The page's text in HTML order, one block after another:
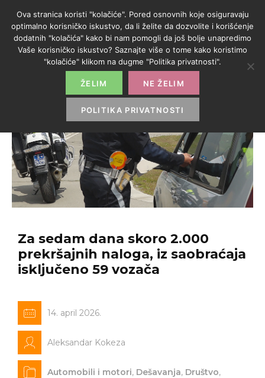
Za sedam dana skoro 2.000
prekršajnih naloga, iz saobraćaja
isključeno 59 vozača
14. april 2026.
Aleksandar Kokeza
Automobili i motori, Dešavanja, Društvo,
Ova stranica koristi "kolačiće". Pored osnovnih koje osiguravaju
optimalno korisničko iskustvo, da li želite da dozvolite i korišćenje
dodatnih "kolačića" kako bi nam pomogli da još bolje unapredimo
Vaše korisničko iskustvo? Saznajte više o tome kako koristimo
"kolačiće" klikom na dugme "Politika privatnosti".
ŽELIM NE ŽELIM
POLITIKA PRIVATNOSTI